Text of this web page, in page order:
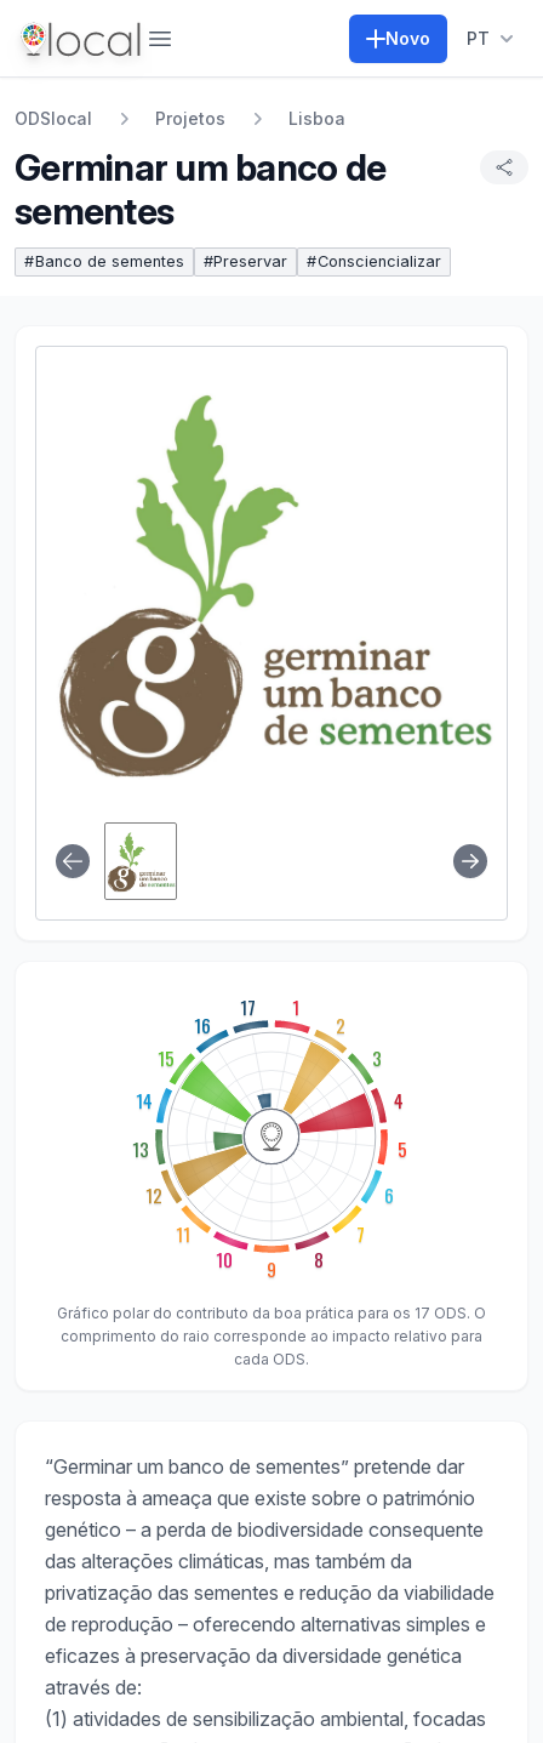
Abrir menu Novo PT
ODSlocal Projetos Lisboa
Germinar um banco de
sementes
#Banco de sementes #Preservar #Consciencializar
1
2
3
4
5
6
7
8
9
10
11
12
13
14
15
16
17
Gráfico polar do contributo da boa prática para os 17 ODS. O
comprimento do raio corresponde ao impacto relativo para
cada ODS.
“Germinar um banco de sementes” pretende dar
resposta à ameaça que existe sobre o património
genético – a perda de biodiversidade consequente
das alterações climáticas, mas também da
privatização das sementes e redução da viabilidade
de reprodução – oferecendo alternativas simples e
eficazes à preservação da diversidade genética
através de:
(1) atividades de sensibilização ambiental, focadas